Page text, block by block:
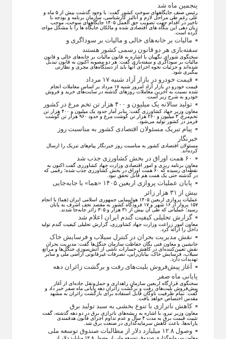
پنجمین ماه شد
رئیس صنف جایگاههای سوخت کشور گفت: با وجود گذشت بیش از ۵ ماه و
علی رغم طی مراحل لازم و آنالیز کارشناسی، سازمان برنامه و بودجه با
تاخیر در اقدام جهت تصویب حق العمل ۱۴۰۵ جایگاههای سوخت، موجب
زیان دهی این بنگاه های اقتصادی شده و مالکان جایگاه ها را با مشکل مواجه
کرده است.
مالیات بر خانه‌های خالی و مالیات بر سوداگری و
سفته‌بازی هر دو قانون رسمی کشور هستند
سخنگوی شورای نگهبان با اشاره به قانون مالیات بر خانه‌های خالی و قانون
مالیات بر سوداگری و سفته‌بازی گفت: هر دو مصوبه اکنون به قانون تبدیل
شده‌اند و جزئیات نحوه اجرای آنها باید از دستگاه‌های مجری و نظارتی
پیگیری شود.
قیمت خودرو در بازار آزاد شنبه ۱۷ مرداد
قیمت خودرو در بازار آزاد امروز شنبه ۱۷ مرداد بر اساس معاملات انجام
شده نسبت به آخرین معاملات روز‌های گذشته در سایت‌های خرید و فروش
خودرو به شرح زیر است.
تولید سالانه یک میلیون و ۴۰۰ هزار تن تخم مرغ در کشور
معاون وزیر جهاد کشاورزی گفت: بنابر آمار حدود یک میلیون و ۴۰۰ هزار تن
تخم‌مرغ، ۳ میلیون و ۲۶۰ هزار تن گوشت مرغ و حدود ۹۶۰ هزار تن گوشت
قرمز در کشور تولید می‌شود.
پیام تبریک مسئولان اقتصادی کشور به مناسبت روز
خبرنگار
مسئولان اقتصادی کشور به مناسبت روز خبرنگار پیام‌های تبریک را ارسال
کرده‌اند.
۶۰ همت اوراق در بخش کشاورزی جذب شد
معاون برنامه ریزی و امور اقتصادی وزارت جهاد کشاورزی گفت:اکنون به
نقطه‌ای رسیده که ۶۰ همت اوراق در بخش کشاورزی جذب شده؛ رقمی که
در گذشته حتی یک همت هم قابل تحقق نبود.
پایان عملیات پروازی اربعین ۱۴۰۵ «هما» با جابه‌جایی
بیش از ۳۱ هزار زائر
عملیات پروازی اربعین ۱۴۰۵ هواپیمایی جمهوری اسلامی ایران (هما) با انجام
۱۵۷ پرواز از ۱۶ شهر و ۱۷ فرودگاه کشور به مقصد نجف اشرف به پایان
رسید؛ عملیاتی که طی آن بیش از ۳۱ هزار و ۳۰۵ زائر جابه‌جا شدند.
گزارش تحلیلی کیفیت گندم ایران اعلام شد
معاون امور زراعت وزارت جهاد کشاورزی، گزارش تحلیلی کیفیت گندم تولید
داخل را ارائه کرد.
نقش مدیریت بحران در کنترل سیلاب و فرسایش خاک
جانشین و معاون فنی یگان حفاظت سازمان جنگل‌ها گفت: مدیریت بحران
نقش تعیین‌کننده‌ای در کاهش خسارات ناشی از آتش‌سوزی جنگل‌ها و مراتع،
سیلاب، فرسایش خاک، بیابان‌زایی، تصرفات غیرقانونی اراضی ملی و سایر
تهدیدات دارد.
آغاز پیش‌فروش بلیت‌های رفت و برگشت زائران دهه
پایانی ماه صفر
سخنگوی قرارگاه اربعین سازمان راهداری و حمل‌ونقل جاده‌ای از آغاز
پیش‌فروش بلیت‌های رفت و برگشت زائران دهه پایانی ماه صفر خبر داد و
گفت: تمام ظرفیت ناوگان قابل استفاده برای بازگشت زائران به مشهد
مقدس اختصاص خواهد یافت.
کاهش ناترازی با تنوع بخشی به سبد تولید برق
معاون وزیر نیرو، با اشاره به ریشه‌های ناترازی برق در دو دهه گذشته، گفت:
تثبیت قیمت برق به مدت ۴ سال و عدم تداوم اجرای قانون هدفمندی
یارانه‌ها، باعث کاهش سرمایه‌گذاری در صنعت برق شد.
وصول ۱۲.۸ میلیارد دلار از مطالبات صندوق توسعه ملی
معاون سرمایه‌گذاری صندوق توسعه ملی از وصول ۱۲.۸ میلیارد دلار از